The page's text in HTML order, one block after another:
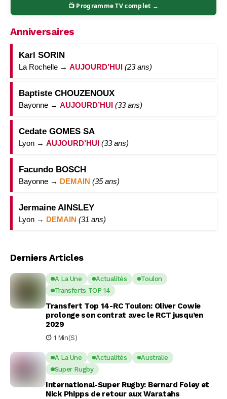
📺 Programme TV complet →
Anniversaires
Karl SORIN
La Rochelle → AUJOURD’HUI (23 ans)
Baptiste CHOUZENOUX
Bayonne → AUJOURD’HUI (33 ans)
Cedate GOMES SA
Lyon → AUJOURD’HUI (33 ans)
Facundo BOSCH
Bayonne → DEMAIN (35 ans)
Jermaine AINSLEY
Lyon → DEMAIN (31 ans)
Derniers Articles
A La Une Actualités
Toulon
Transferts TOP 14
Transfert Top 14-RC Toulon: Oliver Cowie
prolonge son contrat avec le RCT jusqu’en
2029
1 Min(s)
A La Une Actualités
Australie
Super Rugby
International-Super Rugby: Bernard Foley et
Nick Phipps de retour aux Waratahs